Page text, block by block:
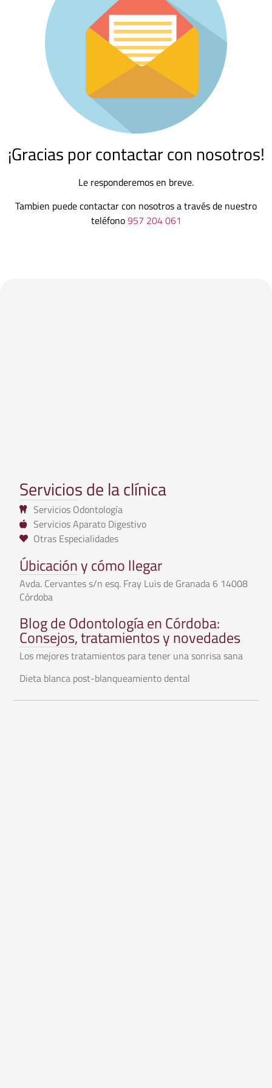
¡Gracias por contactar con nosotros!
Le responderemos en breve.
Tambien puede contactar con nosotros a través de nuestro
teléfono957 204 061
Servicios de la clínica
Servicios Odontología
Servicios Aparato Digestivo
Otras Especialidades
Úbicación y cómo llegar
Avda. Cervantes s/n esq. Fray Luis de Granada 6 14008
Córdoba
Blog de Odontología en Córdoba:
Consejos, tratamientos y novedades
Los mejores tratamientos para tener una sonrisa sana
Dieta blanca post-blanqueamiento dental